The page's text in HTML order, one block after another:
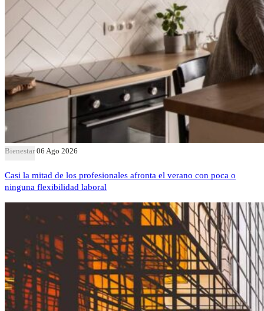
Bienestar 06 Ago 2026
Casi la mitad de los profesionales afronta el verano con poca o
ninguna flexibilidad laboral